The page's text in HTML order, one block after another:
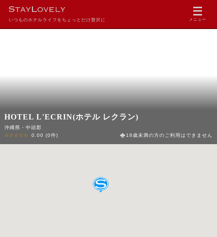
いつものホテルライフをちょっとだけ贅沢に メニュー
HOTEL L'ECRIN(ホテル レクラン)
沖縄県・中頭郡
☆☆☆☆☆
0.00 (0件) 18歳未満の方のご利用はできません